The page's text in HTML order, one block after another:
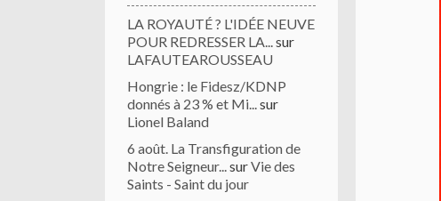
LA ROYAUTÉ ? L'IDÉE NEUVE
POUR REDRESSER LA...sur
LAFAUTEAROUSSEAU
Hongrie : le Fidesz/KDNP
donnés à 23 % et Mi...sur
Lionel Baland
6 août. La Transfiguration de
Notre Seigneur...surVie des
Saints - Saint du jour